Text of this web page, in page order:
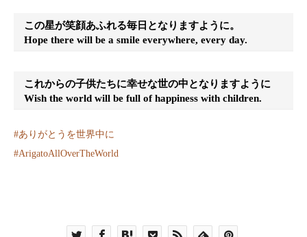
この星が笑顔あふれる毎日となりますように。
Hope there will be a smile everywhere, every day.
これからの子供たちに幸せな世の中となりますように
Wish the world will be full of happiness with children.
#ありがとうを世界中に
#ArigatoAllOverTheWorld